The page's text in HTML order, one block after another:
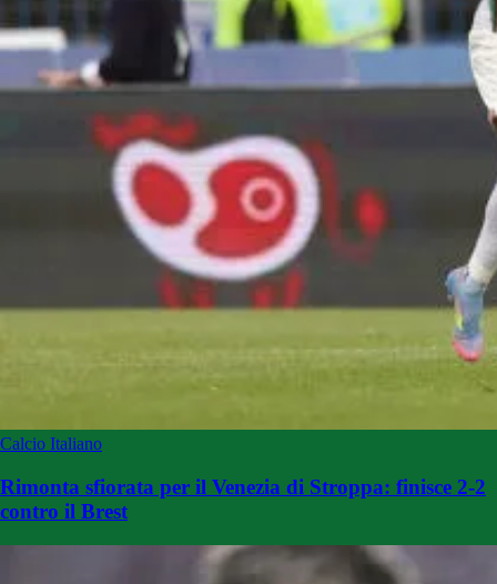
Calcio Italiano
Rimonta sfiorata per il Venezia di Stroppa: finisce 2-2
contro il Brest